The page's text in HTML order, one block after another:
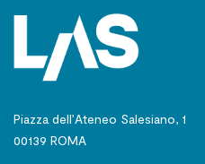
Piazza dell’Ateneo Salesiano, 1
00139 ROMA